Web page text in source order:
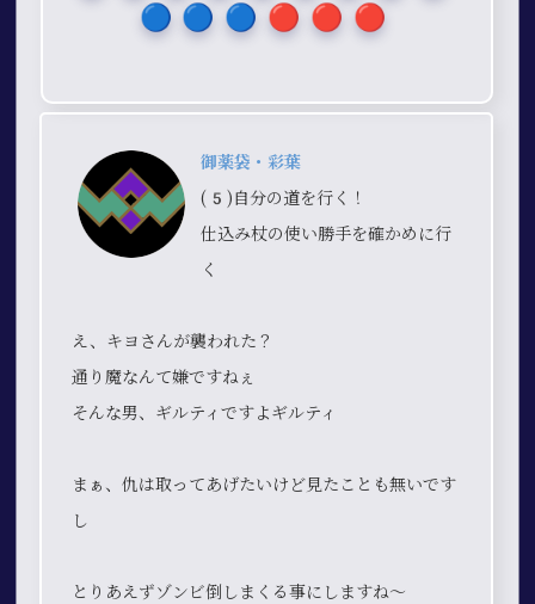
🔵​🔵​🔵​🔴​🔴​🔴​
御薬袋・彩葉
(5)自分の道を行く！
仕込み杖の使い勝手を確かめに行
く
え、キヨさんが襲われた？
通り魔なんて嫌ですねぇ
そんな男、ギルティですよギルティ
まぁ、仇は取ってあげたいけど見たことも無いです
し
とりあえずゾンビ倒しまくる事にしますね〜